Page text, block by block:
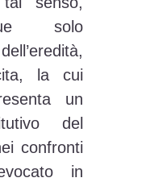
solo
la cui
un
del
confronti
in